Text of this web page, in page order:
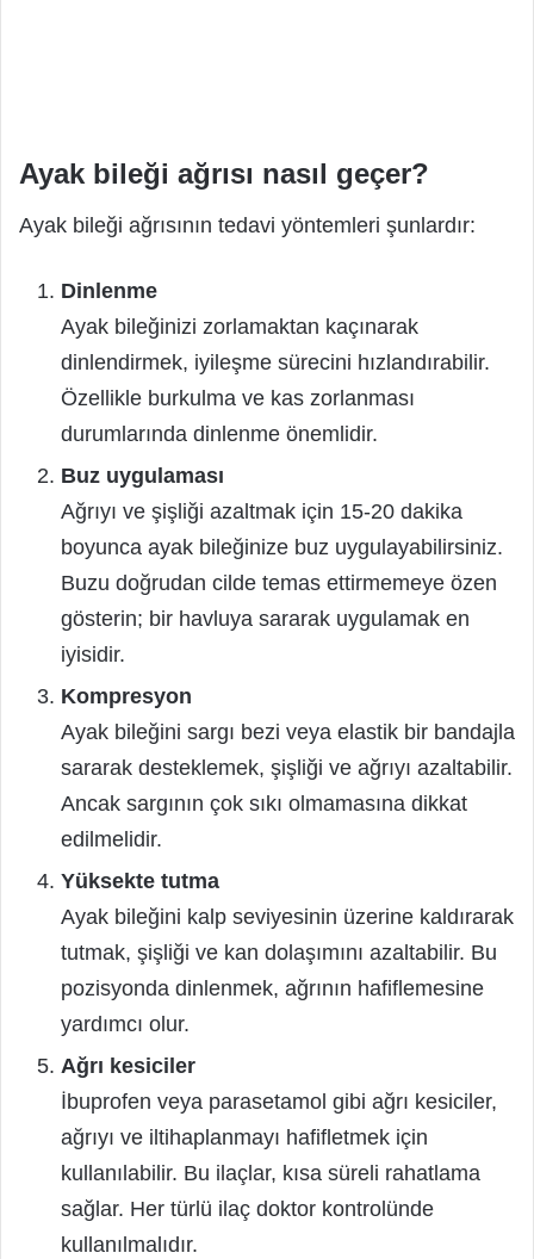
Ayak bileği ağrısı nasıl geçer?
Ayak bileği ağrısının tedavi yöntemleri şunlardır:
Dinlenme
Ayak bileğinizi zorlamaktan kaçınarak
dinlendirmek, iyileşme sürecini hızlandırabilir.
Özellikle burkulma ve kas zorlanması
durumlarında dinlenme önemlidir.
Buz uygulaması
Ağrıyı ve şişliği azaltmak için 15-20 dakika
boyunca ayak bileğinize buz uygulayabilirsiniz.
Buzu doğrudan cilde temas ettirmemeye özen
gösterin; bir havluya sararak uygulamak en
iyisidir.
Kompresyon
Ayak bileğini sargı bezi veya elastik bir bandajla
sararak desteklemek, şişliği ve ağrıyı azaltabilir.
Ancak sargının çok sıkı olmamasına dikkat
edilmelidir.
Yüksekte tutma
Ayak bileğini kalp seviyesinin üzerine kaldırarak
tutmak, şişliği ve kan dolaşımını azaltabilir. Bu
pozisyonda dinlenmek, ağrının hafiflemesine
yardımcı olur.
Ağrı kesiciler
İbuprofen veya parasetamol gibi ağrı kesiciler,
ağrıyı ve iltihaplanmayı hafifletmek için
kullanılabilir. Bu ilaçlar, kısa süreli rahatlama
sağlar. Her türlü ilaç doktor kontrolünde
kullanılmalıdır.